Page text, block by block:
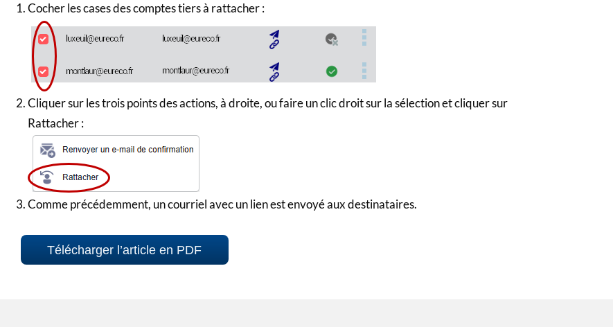
Cocher les cases des comptes tiers à rattacher :
Cliquer sur les trois points des actions, à droite, ou faire un clic droit sur la sélection et cliquer sur
Rattacher :
Comme précédemment, un courriel avec un lien est envoyé aux destinataires.
Télécharger l’article en PDF